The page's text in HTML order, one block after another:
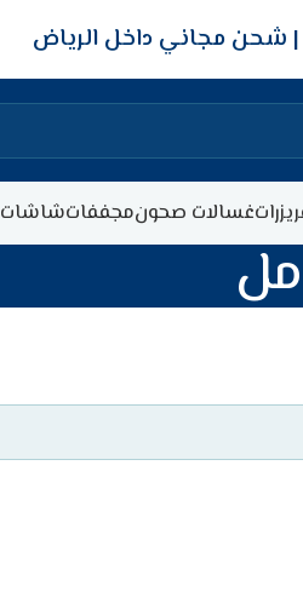
شحن مجاني داخل الرياض
غسالات صحونمجففاتشاشات